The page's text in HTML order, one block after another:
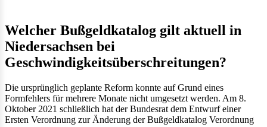
Welcher Bußgeldkatalog gilt aktuell in
Niedersachsen bei
Geschwindigkeitsüberschreitungen?
Die ursprünglich geplante Reform konnte auf Grund eines
Formfehlers für mehrere Monate nicht umgesetzt werden. Am 8.
Oktober 2021 schließlich hat der Bundesrat dem Entwurf einer
Ersten Verordnung zur Änderung der Bußgeldkatalog Verordnung